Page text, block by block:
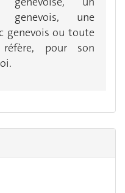
genevois, une
genevois ou toute
pour son